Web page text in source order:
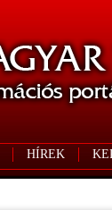
HÍREK